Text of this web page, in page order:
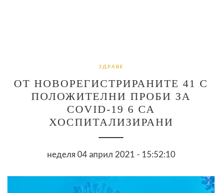
ЗДРАВЕ
ОТ НОВОРЕГИСТРИРАНИТЕ 41 С
ПОЛОЖИТЕЛНИ ПРОБИ ЗА
COVID-19 6 СА
ХОСПИТАЛИЗИРАНИ
неделя 04 април 2021 - 15:52:10